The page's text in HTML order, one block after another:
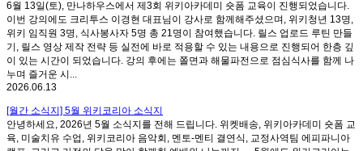
6월 13일(토), 만나하우스에서 제3회 위키아카데미 숏폼 교육이 진행되었습니다.
이번 강의에도 크리투스 이경현 대표님이 강사로 함께해주셨으며, 위키청년 13명,
위키 임직원 3명, 식사봉사자 5명 총 21명이 참여했습니다. 릴스 업로드 루틴 만들
기, 릴스 영상 제작 전략 등 실전에 바로 적용할 수 있는 내용으로 진행되어 한층 깊
이 있는 시간이 되었습니다. 강의 후에는 쫄면과 해물파전으로 점심식사를 함께 나
누며 즐거운 시...
2026.06.13
[월간 소식지] 5월 위키코리아 소식지
안녕하세요, 2026년 5월 소식지를 전해 드립니다. 위켓배송, 위키아카데미 숏폼 교
육, 미술치유 수업, 위키코리아 음악회, 멘토-멘티 결연식, 교정사역팀 에피파니아